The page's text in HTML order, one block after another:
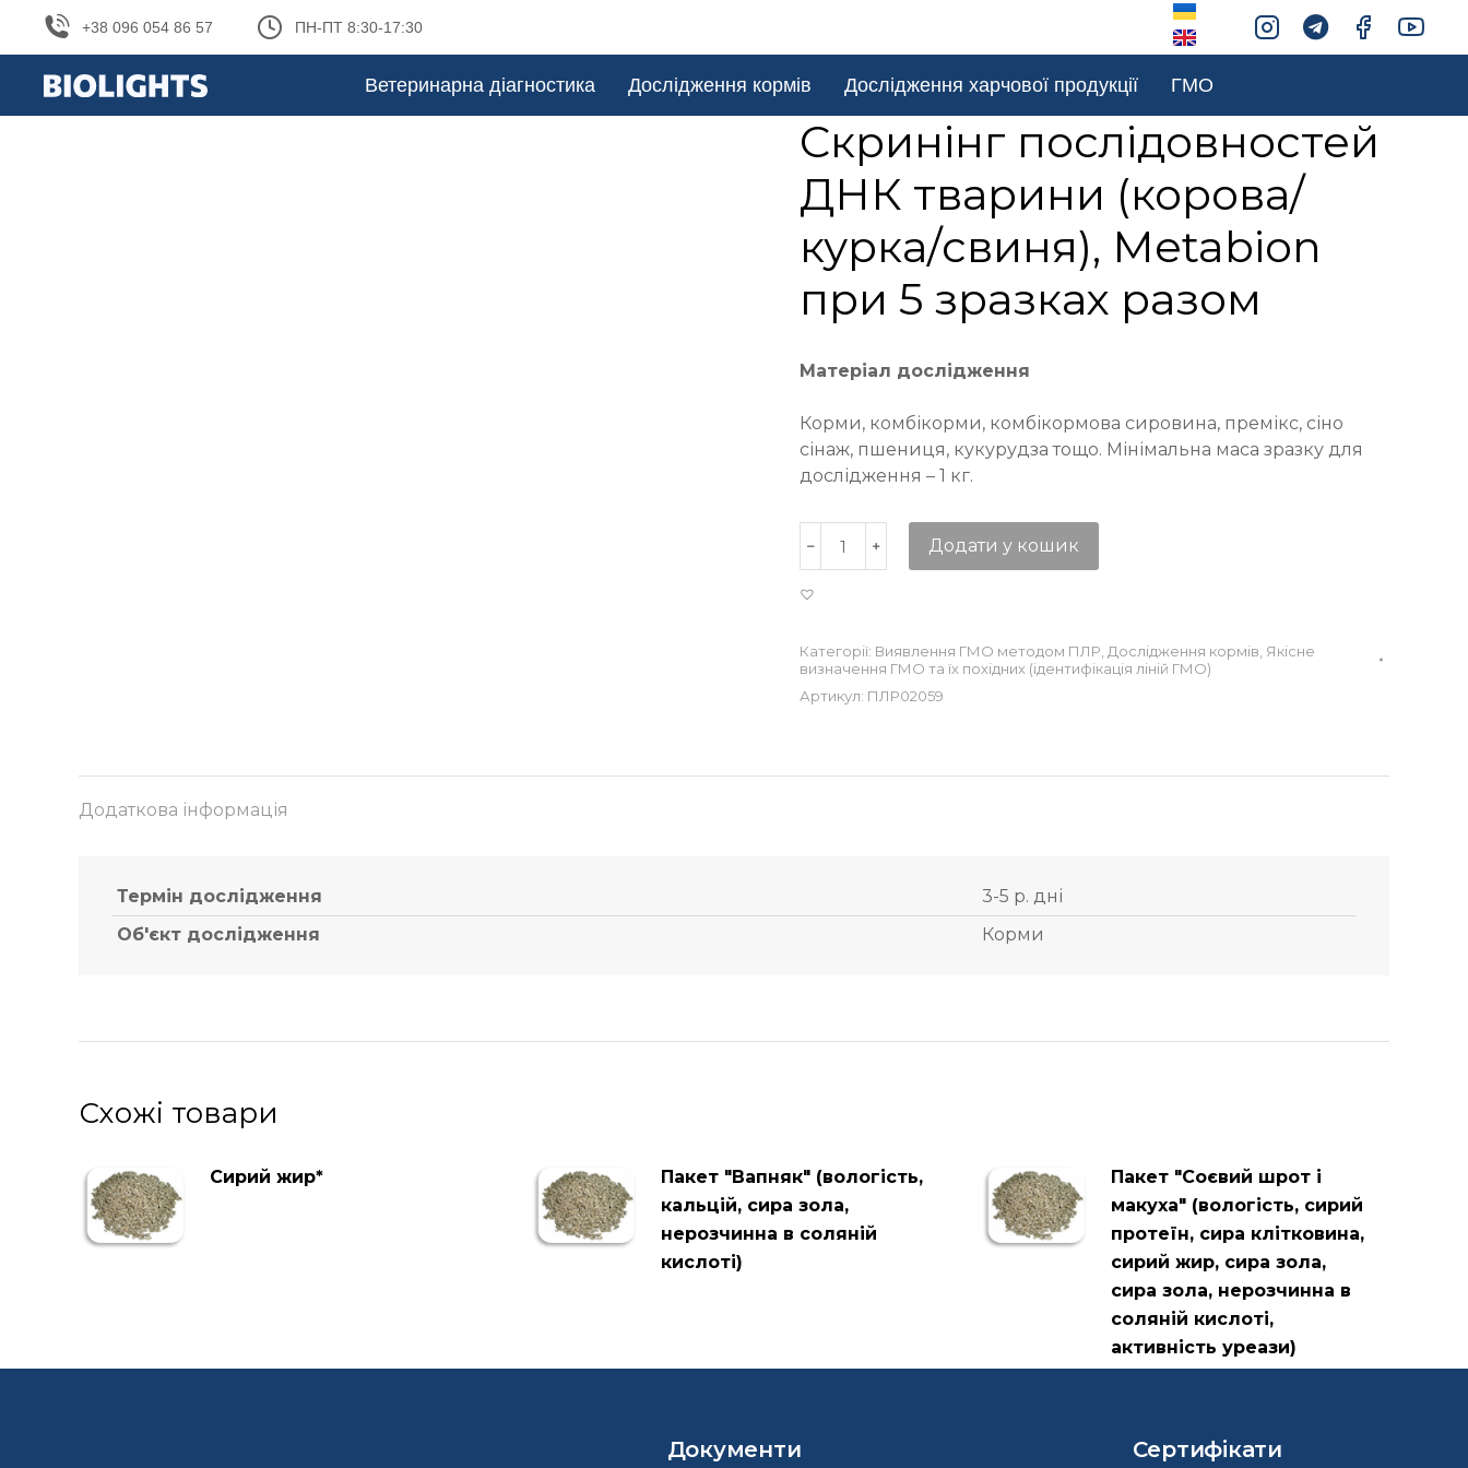
+38 096 054 86 57 ПН-ПТ 8:30-17:30
Ветеринарна діагностика Дослідження кормів Дослідження харчової продукції ГМО
Cкринінг послідовностей
ДНК тварини (корова/
курка/свиня), Metabion
при 5 зразках разом
Матеріал дослідження
Корми, комбікорми, комбікормова сировина, премікс, сіно
сінаж, пшениця, кукурудза тощо. Мінімальна маса зразку для
дослідження – 1 кг.
Додати у кошик
Категорії: Виявлення ГМО методом ПЛР Дослідження кормів Якісне
визначення ГМО та їх похідних (ідентифікація ліній ГМО)
Артикул: ПЛР02059
Додаткова інформація
Термін дослідження
3-5 р. дні
Об'єкт дослідження
Корми
Схожі товари
Сирий жир*
Пакет "Вапняк" (вологість,
кальцій, сира зола,
нерозчинна в соляній
кислоті)
Пакет "Соєвий шрот і
макуха" (вологість, сирий
протеїн, сира клітковина,
сирий жир, сира зола,
сира зола, нерозчинна в
соляній кислоті,
активність уреази)
Документи Сертифікати